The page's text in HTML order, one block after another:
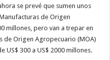
se prevé que sumen unos
de Origen
millones, pero van a trepar en
de Origen Agropecuario (MOA)
US$ 300 a US$ 2000 millones.